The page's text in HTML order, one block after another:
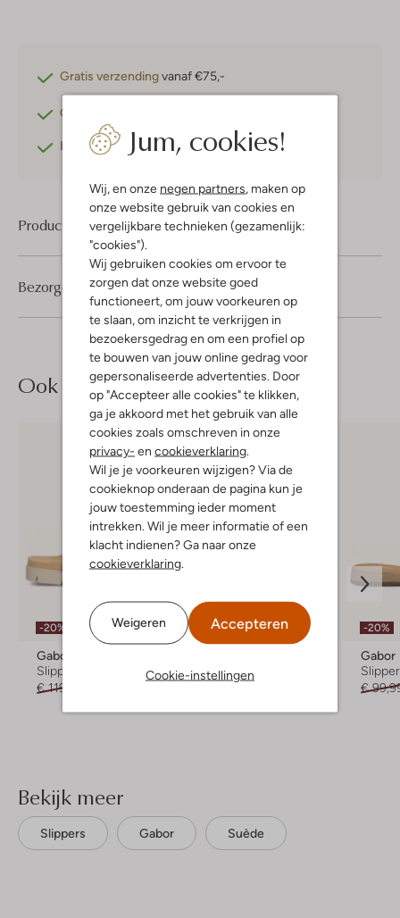
Jum, cookies!
Wij, en onze negen partners , maken op
onze website gebruik van cookies en
vergelijkbare technieken (gezamenlijk:
"cookies").
Wij gebruiken cookies om ervoor te
zorgen dat onze website goed
functioneert, om jouw voorkeuren op
te slaan, om inzicht te verkrijgen in
bezoekersgedrag en om een profiel op
te bouwen van jouw online gedrag voor
gepersonaliseerde advertenties. Door
op "Accepteer alle cookies" te klikken,
ga je akkoord met het gebruik van alle
cookies zoals omschreven in onze
privacy- en cookieverklaring
Wil je je voorkeuren wijzigen? Via de
cookieknop onderaan de pagina kun je
jouw toestemming ieder moment
intrekken. Wil je meer informatie of een
klacht indienen? Ga naar onze
cookieverklaring
Weigeren Accepteren
Cookie-instellingen
Gratis verzendingvanaf €75,-
Gratis retourneren
Betaal achterafmet Klarna
Product informatie
Bezorgen & retourneren
Ook iets voor jou?
-20%
Gabor
Slippers
€ 119,99
-30%
Slippers
-20%
Gabor
€
Bekijk meer
Slippers Gabor Suède